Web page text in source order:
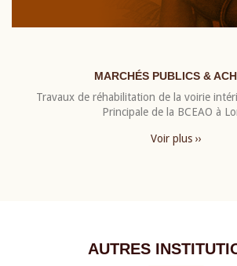
MARCHÉS PUBLICS &
Travaux de réhabilitation de la voirie
Principale de la BCEAO à
Voir plus ››
AUTRES